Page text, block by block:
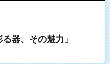
器、その魅力」